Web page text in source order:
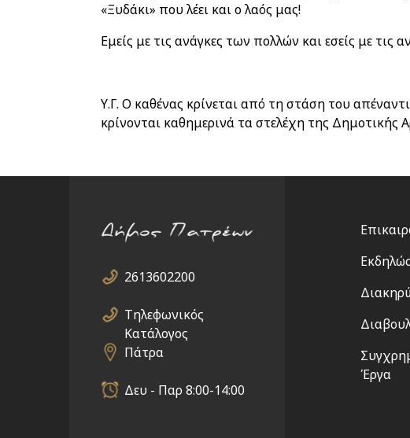
«Ξυδάκι» που λέει και ο λαός μας!
Εμείς με τις ανάγκες των πολλών και εσείς με τις
Υ.Γ. Ο καθένας κρίνεται από τη στάση του
κρίνονται καθημερινά τα στελέχη της Δημοτικής
2613602200
Τηλεφωνικός
Κατάλογος
Πάτρα
Δευ - Παρ 8:00-14:00
Footer
Έργα